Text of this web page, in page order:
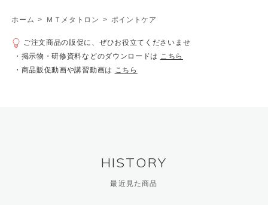
ホーム > ＭＴメタトロン > ポイントケア
ご注文商品の販促に、ぜひお役立てくださいませ
・掲示物・研修資料などのダウンロードは
こちら
・商品販促動画や講習動画は
こちら
HISTORY
最近見た商品